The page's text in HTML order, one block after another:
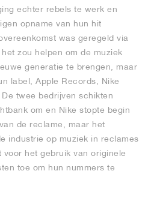
echter rebels te werk en
opname van hun hit
was geregeld via
zou helpen om de muziek
generatie te brengen, maar
label, Apple Records, Nike
twee bedrijven schikten
om en Nike stopte begin
de reclame, maar het
industrie op muziek in reclames
het gebruik van originele
toe om hun nummers te